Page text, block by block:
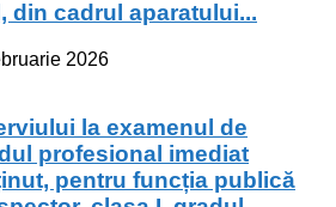
din cadrul aparatului...
2026
la examenul de
profesional imediat
pentru funcția publică